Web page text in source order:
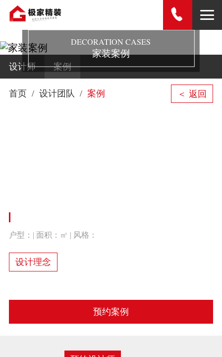
DECORATION CASES
家装案例
设计师 案例
首页 设计团队 案例 ＜ 返回
户型：| 面积：㎡ | 风格：
设计理念
预约案例